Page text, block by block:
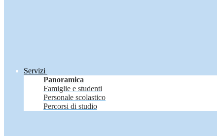
Servizi
Panoramica
Famiglie e studenti
Personale scolastico
Percorsi di studio